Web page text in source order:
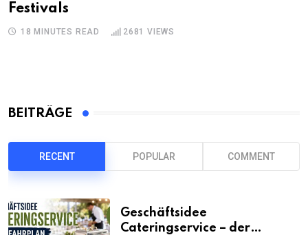
Festivals
18 MINUTES READ 2681 VIEWS
BEITRÄGE
RECENT POPULAR COMMENT
Geschäftsidee
Cateringservice – der